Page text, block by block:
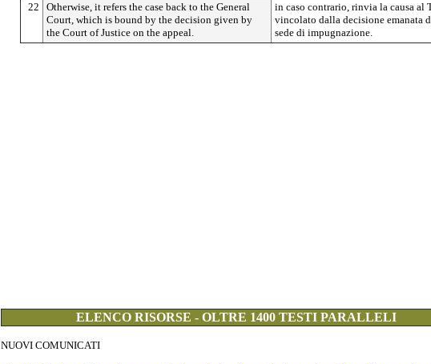
22
Otherwise, it refers the case back to the General
Court, which is bound by the decision given by
the Court of Justice on the appeal.
in caso contrario, rinvia la causa al
vincolato dalla decisione emanata
sede di impugnazione.
ELENCO RISORSE - OLTRE 1400 TESTI PARALLELI
NUOVI COMUNICATI